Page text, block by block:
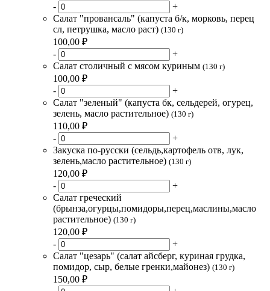
-
+
Салат "провансаль" (капуста б/к, морковь, перец
сл, петрушка, масло раст) (130 г)
100,00 ₽
-
+
Салат столичный с мясом куриным (130 г)
100,00 ₽
-
+
Салат "зеленый" (капуста бк, сельдерей, огурец,
зелень, масло растительное) (130 г)
110,00 ₽
-
+
Закуска по-русски (сельдь,картофель отв, лук,
зелень,масло растительное) (130 г)
120,00 ₽
-
+
Салат греческий
(брынза,огурцы,помидоры,перец,маслины,масло
растительное) (130 г)
120,00 ₽
-
+
Салат "цезарь" (салат айсберг, куриная грудка,
помидор, сыр, белые гренки,майонез) (130 г)
150,00 ₽